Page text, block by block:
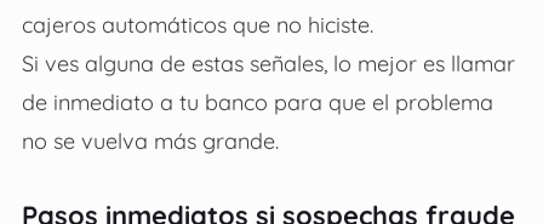
cajeros automáticos que no hiciste.
Si ves alguna de estas señales, lo mejor es llamar
de inmediato a tu banco para que el problema
no se vuelva más grande.
Pasos inmediatos si sospechas fraude